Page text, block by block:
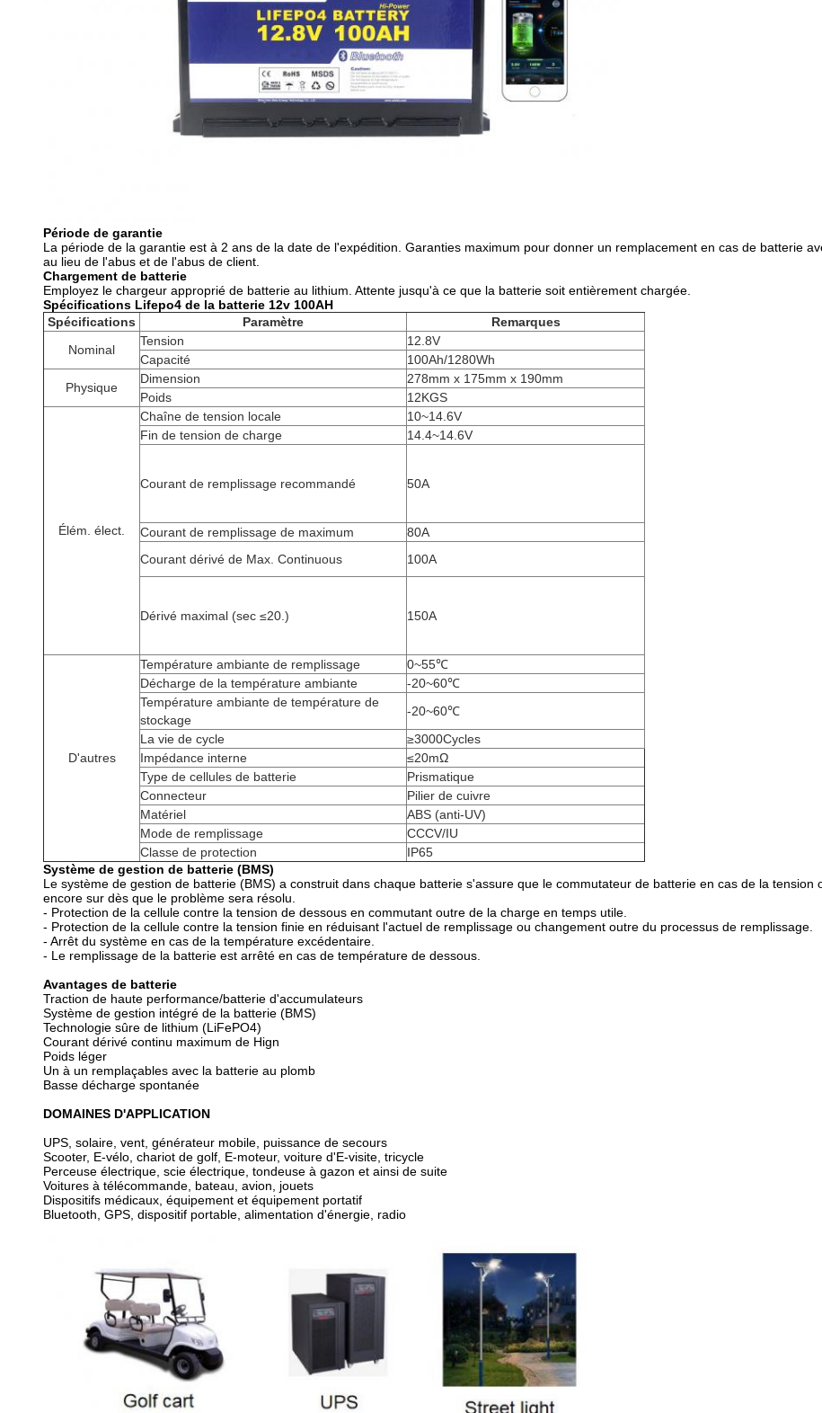
Période de garantie
La période de la garantie est à 2 ans de la date de l'expédition. Garanties maximum pour donner un remplacement en cas de batterie
au lieu de l'abus et de l'abus de client.
Chargement de batterie
Employez le chargeur approprié de batterie au lithium. Attente jusqu'à ce que la batterie soit entièrement chargée.
Spécifications Lifepo4 de la batterie 12v 100AH
Spécifications
Paramètre
Remarques
Nominal
Tension
12.8V
Capacité
100Ah/1280Wh
Physique
Dimension
278mm x 175mm x 190mm
Poids
12KGS
Élém. élect.
Chaîne de tension locale
10~14.6V
Fin de tension de charge
14.4~14.6V
Courant de remplissage recommandé 50A
Courant de remplissage de maximum
80A
Courant dérivé de Max. Continuous
100A
Dérivé maximal (sec ≤20.) 150A
D'autres
Température ambiante de remplissage
0~55℃
Décharge de la température ambiante
-20~60℃
Température ambiante de température de
stockage
-20~60℃
La vie de cycle
≥3000Cycles
Impédance interne
≤20mΩ
Type de cellules de batterie
Prismatique
Connecteur
Pilier de cuivre
Matériel
ABS (anti-UV)
Mode de remplissage
CCCV/IU
Classe de protection
IP65
Système de gestion de batterie (BMS)
Le système de gestion de batterie (BMS) a construit dans chaque batterie s'assure que le commutateur de batterie en cas de la
encore sur dès que le problème sera résolu.
- Protection de la cellule contre la tension de dessous en commutant outre de la charge en temps utile.
- Protection de la cellule contre la tension finie en réduisant l'actuel de remplissage ou changement outre du processus de remplissage.
- Arrêt du système en cas de la température excédentaire.
- Le remplissage de la batterie est arrêté en cas de température de dessous.
Avantages de batterie
Traction de haute performance/batterie d'accumulateurs
Système de gestion intégré de la batterie (BMS)
Technologie sûre de lithium (LiFePO4)
Courant dérivé continu maximum de Hign
Poids léger
Un à un remplaçables avec la batterie au plomb
Basse décharge spontanée
DOMAINES D'APPLICATION
UPS, solaire, vent, générateur mobile, puissance de secours
Scooter, E-vélo, chariot de golf, E-moteur, voiture d'E-visite, tricycle
Perceuse électrique, scie électrique, tondeuse à gazon et ainsi de suite
Voitures à télécommande, bateau, avion, jouets
Dispositifs médicaux, équipement et équipement portatif
Bluetooth, GPS, dispositif portable, alimentation d'énergie, radio